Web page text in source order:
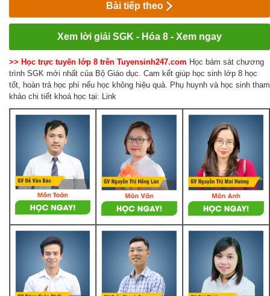
Bài tiếp theo
Xem lời giải SGK - Hóa 8 - Xem ngay
>> Học trực tuyến lớp 8 trên Tuyensinh247.com Học bám sát chương
trình SGK mới nhất của Bộ Giáo dục. Cam kết giúp học sinh lớp 8 học
tốt, hoàn trả học phí nếu học không hiệu quả. Phụ huynh và học sinh tham
khảo chi tiết khoá học tại: Link